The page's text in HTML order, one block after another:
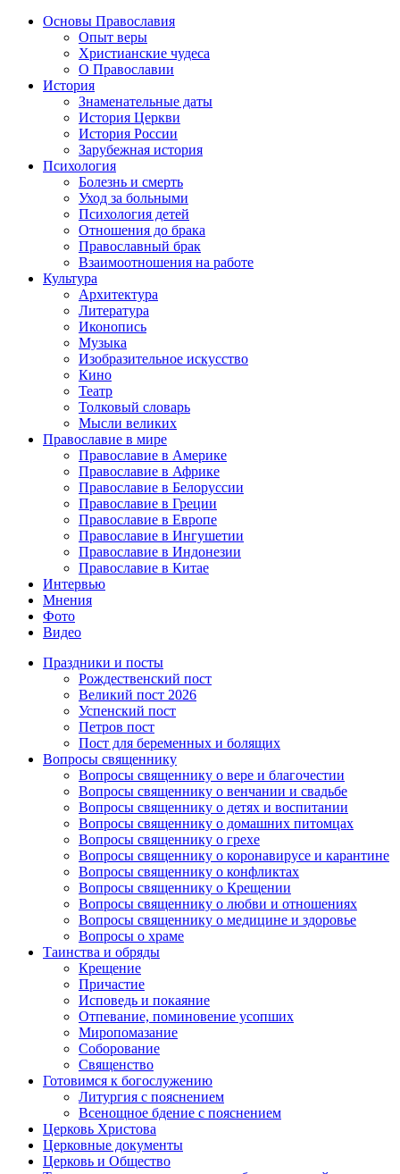
Основы Православия
Опыт веры
Христианские чудеса
О Православии
История
Знаменательные даты
История Церкви
История России
Зарубежная история
Психология
Болезнь и смерть
Уход за больными
Психология детей
Отношения до брака
Православный брак
Взаимоотношения на работе
Культура
Архитектура
Литература
Иконопись
Музыка
Изобразительное искусство
Кино
Театр
Толковый словарь
Мысли великих
Православие в мире
Православие в Америке
Православие в Африке
Православие в Белоруссии
Православие в Греции
Православие в Европе
Православие в Ингушетии
Православие в Индонезии
Православие в Китае
Интервью
Мнения
Фото
Видео
Праздники и посты
Рождественский пост
Великий пост 2026
Успенский пост
Петров пост
Пост для беременных и болящих
Вопросы священнику
Вопросы священнику о вере и благочестии
Вопросы священнику о венчании и свадьбе
Вопросы священнику о детях и воспитании
Вопросы священнику о домашних питомцах
Вопросы священнику о грехе
Вопросы священнику о коронавирусе и карантине
Вопросы священнику о конфликтах
Вопросы священнику о Крещении
Вопросы священнику о любви и отношениях
Вопросы священнику о медицине и здоровье
Вопросы о храме
Таинства и обряды
Крещение
Причастие
Исповедь и покаяние
Отпевание, поминовение усопших
Миропомазание
Соборование
Священство
Готовимся к богослужению
Литургия с пояснением
Всенощное бдение с пояснением
Церковь Христова
Церковные документы
Церковь и Общество